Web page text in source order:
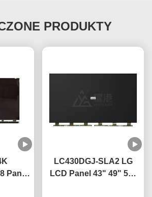
PRODUKTY
Panel
LC430DGJ-SLA2 LG
LCD Panel 43" 49" 55"